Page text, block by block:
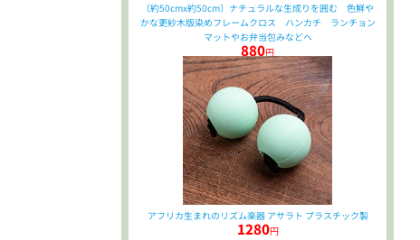
〔約50cmx約50cm〕ナチュラルな生成りを囲む 色鮮や
かな更紗木版染めフレームクロス ハンカチ ランチョン
マットやお弁当包みなどへ
880円
アフリカ生まれのリズム楽器 アサラト プラスチック製
1280円